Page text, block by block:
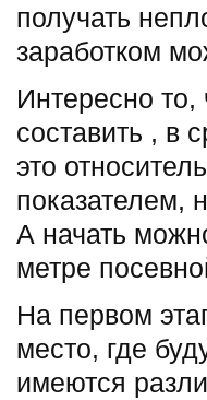
получать
заработком
Интересно то,
составить , в
это
показателем,
А начать
метре
На первом
место, где
имеются